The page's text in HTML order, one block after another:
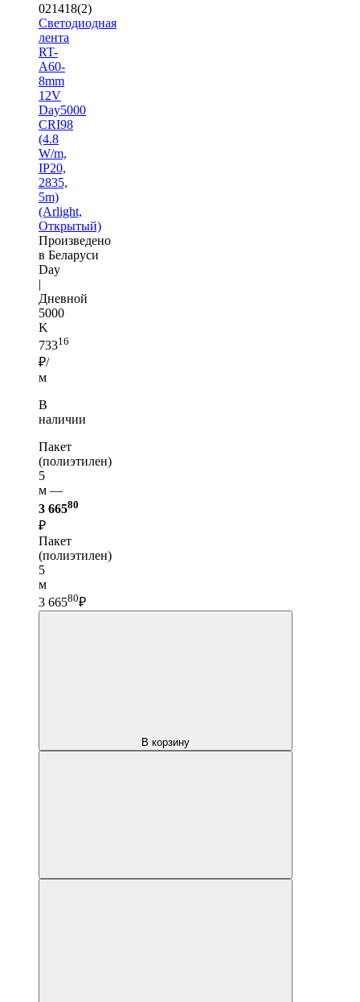
021418(2)
Светодиодная
лента
RT-
A60-
8mm
12V
Day5000
CRI98
(4.8
W/m,
IP20,
2835,
5m)
(Arlight,
Открытый)
Произведено
в Беларуси
Day
|
Дневной
5000
K
73316
₽/
м
В
наличии
Пакет
(полиэтилен)
5
м —
3 66580
₽
Пакет
(полиэтилен)
5
м
3 66580₽
В корзину